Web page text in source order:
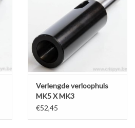
Verlengde verloophuls
MK5 X MK3
€52,45